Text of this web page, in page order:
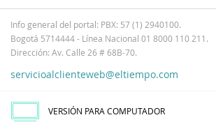
Info general del portal: PBX: 57 (1) 2940100.
Bogotá 5714444 - Línea Nacional 01 8000 110 211.
Dirección: Av. Calle 26 # 68B-70.
servicioalclienteweb@eltiempo.com
VERSIÓN PARA COMPUTADOR